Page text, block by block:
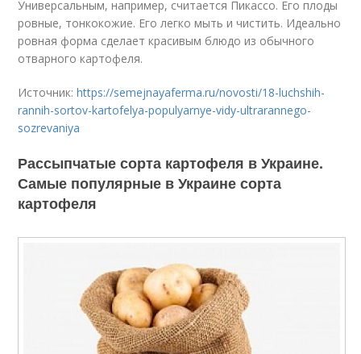
Универсальным, например, считается Пикассо. Его плоды
ровные, тонкокожие. Его легко мыть и чистить. Идеально
ровная форма сделает красивым блюдо из обычного
отварного картофеля.
Источник:https://semejnayaferma.ru/novosti/18-luchshih-
rannih-sortov-kartofelya-populyarnye-vidy-ultrarannego-
sozrevaniya
Рассыпчатые сорта картофеля в Украине.
Самые популярные в Украине сорта
картофеля